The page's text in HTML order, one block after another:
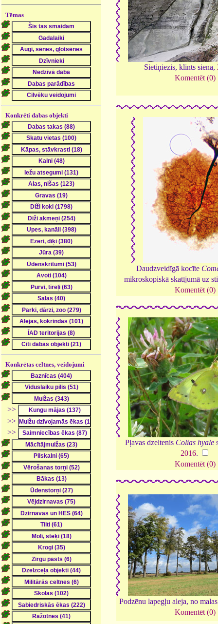
Tēmas
Konkrēti dabas objekti
Konkrētas celtnes, veidojumi
>>
>>
>>
Sietiņiezis, klints siena,
Komentēt (0)
Daudzveidīgā kocīte
mikroskopiskā skatījumā uz
Komentēt (0)
Pļavas dzeltenis Colias hyale
2016.
Komentēt (0)
Podzēnu lapegļu aleja, no
Komentēt (0)